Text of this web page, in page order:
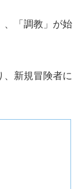
、「調教」が始
、新規冒険者に